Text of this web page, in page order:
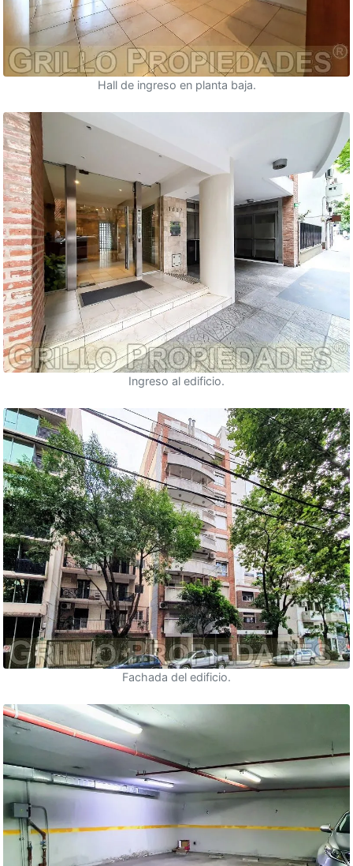
Hall de ingreso en planta baja.
Ingreso al edificio.
Fachada del edificio.